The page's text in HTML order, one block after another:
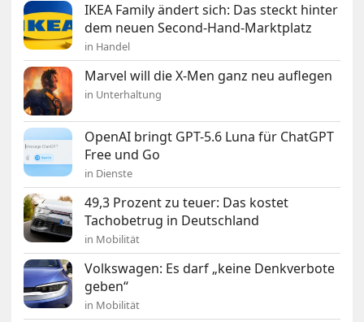
IKEA Family ändert sich: Das steckt hinter
dem neuen Second-Hand-Marktplatz
in Handel
Marvel will die X-Men ganz neu auflegen
in Unterhaltung
OpenAI bringt GPT-5.6 Luna für ChatGPT
Free und Go
in Dienste
49,3 Prozent zu teuer: Das kostet
Tachobetrug in Deutschland
in Mobilität
Volkswagen: Es darf „keine Denkverbote
geben“
in Mobilität